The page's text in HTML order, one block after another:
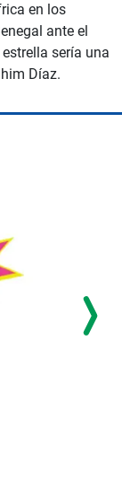
en los
ante el
sería una
Díaz.